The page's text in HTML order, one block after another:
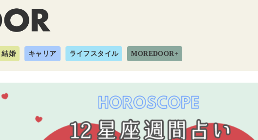
結婚 キャリア ライフスタイル MOREDOOR+